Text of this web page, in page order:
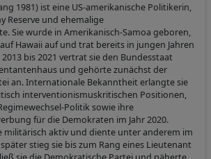
1981) ist eine US-amerikanische Politikerin,
Reserve und ehemalige
Sie wurde in Amerikanisch-Samoa geboren,
Hawaii auf und trat bereits in jungen Jahren
bis 2021 vertrat sie den Bundesstaat
und gehörte zunächst der
an. Internationale Bekanntheit erlangte sie
interventionismuskritischen Positionen,
Politik sowie ihre
für die Demokraten im Jahr 2020.
militärisch aktiv und diente unter anderem im
stieg sie bis zum Rang eines Lieutenant